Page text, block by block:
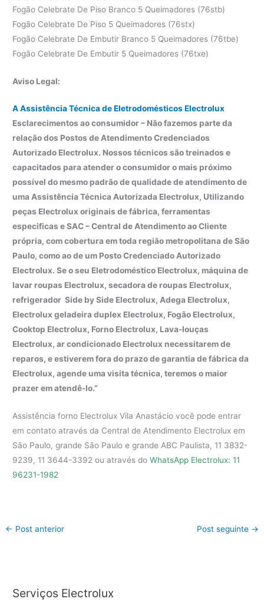
Fogão Celebrate De Piso Branco 5 Queimadores (76stb)
Fogão Celebrate De Piso 5 Queimadores (76stx)
Fogão Celebrate De Embutir Branco 5 Queimadores (76tbe)
Fogão Celebrate De Embutir 5 Queimadores (76txe)
Aviso Legal:
A Assistência Técnica de Eletrodomésticos Electrolux
Esclarecimentos ao consumidor – Não fazemos parte da
relação dos Postos de Atendimento Credenciados
Autorizado Electrolux. Nossos técnicos são treinados e
capacitados para atender o consumidor o mais próximo
possível do mesmo padrão de qualidade de atendimento de
uma Assistência Técnica Autorizada Electrolux, Utilizando
peças Electrolux originais de fábrica, ferramentas
especificas e SAC – Central de Atendimento ao Cliente
própria, com cobertura em toda região metropolitana de São
Paulo, como ao de um Posto Credenciado Autorizado
Electrolux. Se o seu Eletrodoméstico Electrolux, máquina de
lavar roupas Electrolux, secadora de roupas Electrolux,
refrigerador Side by Side Electrolux, Adega Electrolux,
Electrolux geladeira duplex Electrolux, Fogão Electrolux,
Cooktop Electrolux, Forno Electrolux, Lava-louças
Electrolux, ar condicionado Electrolux necessitarem de
reparos, e estiverem fora do prazo de garantia de fábrica da
Electrolux, agende uma visita técnica, teremos o maior
prazer em atendê-lo.”
Assistência forno Electrolux Vila Anastácio você pode entrar
em contato através da Central de Atendimento Electrolux em
São Paulo, grande São Paulo e grande ABC Paulista, 11 3832-
9239, 11 3644-3392 ou através doWhatsApp Electrolux: 11
96231-1982
← Post anterior Post seguinte →
Serviços Electrolux